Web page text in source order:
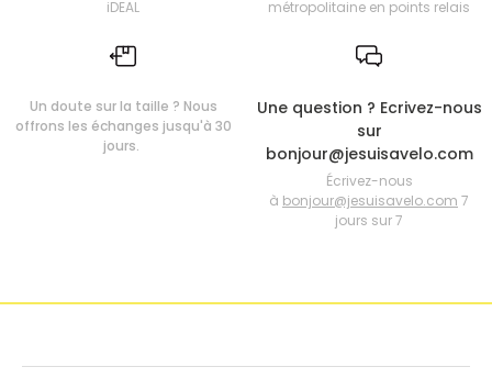
iDEAL
métropolitaine en points relais
Un doute sur la taille ? Nous
offrons les échanges jusqu'à 30
jours.
Une question ? Ecrivez-nous
sur
bonjour@jesuisavelo.com
Écrivez-nous
à bonjour@jesuisavelo.com 7
jours sur 7